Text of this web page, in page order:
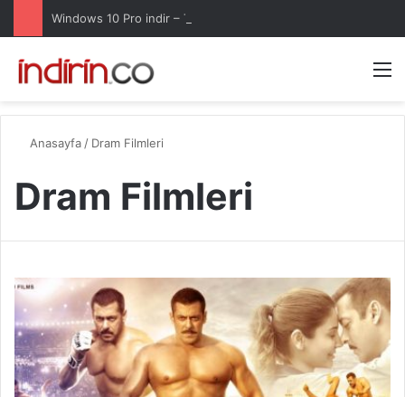
Windows 10 Pro indir – Türkçe – Güncel 2025
Anasayfa / Dram Filmleri
Dram Filmleri